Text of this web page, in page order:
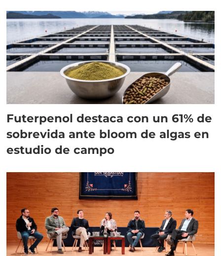
Futerpenol destaca con un 61% de
sobrevida ante bloom de algas en
estudio de campo